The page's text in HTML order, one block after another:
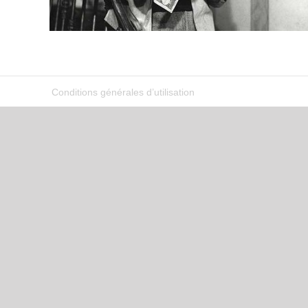
Conditions générales d’utilisation